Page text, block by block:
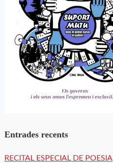
Entrades recents
RECITAL ESPECIAL DE POESIA